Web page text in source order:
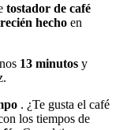
tostador de café
hecho en
13 minutos y
. ¿Te gusta el café
los tiempos de